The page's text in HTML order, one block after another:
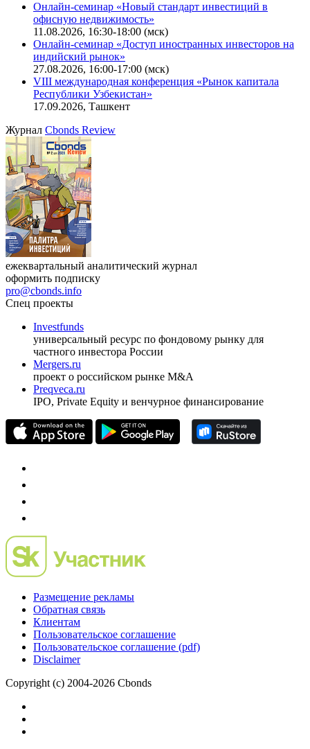
Онлайн-семинар «Новый стандарт инвестиций в
офисную недвижимость»
11.08.2026, 16:30-18:00 (мск)
Онлайн-семинар «Доступ иностранных инвесторов на
индийский рынок»
27.08.2026, 16:00-17:00 (мск)
VIII международная конференция «Рынок капитала
Республики Узбекистан»
17.09.2026, Ташкент
Журнал Cbonds Review
ежеквартальный аналитический журнал
оформить подписку
pro@cbonds.info
Спец проекты
Investfunds
универсальный ресурс по фондовому рынку для
частного инвестора России
Mergers.ru
проект о российском рынке M&A
Preqveca.ru
IPO, Private Equity и венчурное финансирование
Размещение рекламы
Обратная связь
Клиентам
Пользовательское соглашение
Пользовательское соглашение (pdf)
Disclaimer
Copyright (c) 2004-2026 Cbonds